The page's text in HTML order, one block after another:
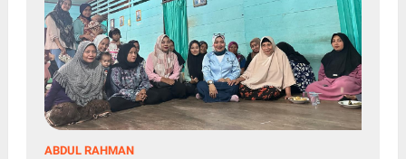
ABDUL RAHMAN